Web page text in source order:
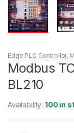
Edge PLC Controller,
Modbus
BL210
Availability:100 in